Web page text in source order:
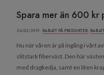
Spara mer än 600 kr
24/03/2019 · RABATT PÅ PRODUKTER,
Nu när våren är på ingång i vårt
slitstark fiberväst. Den här
med dragkedja, samt en liten